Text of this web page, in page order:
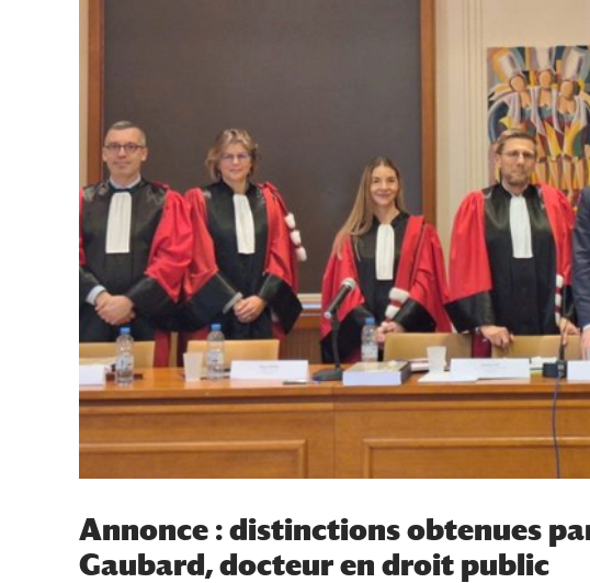
Annonce : distinctions obtenues
Gaubard, docteur en droit public